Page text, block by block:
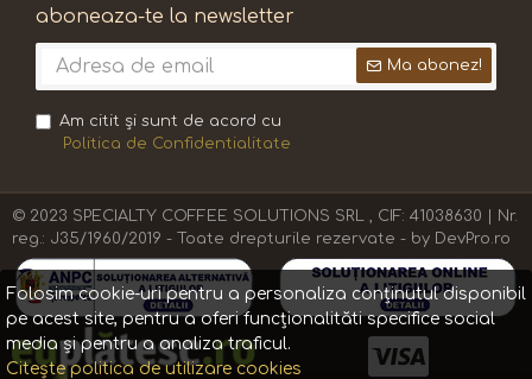
aboneaza-te la newsletter
Ma abonez!
Am citit şi sunt de acord cu
Politica de Confidentialitate
© 2023 SPECIALTY COFFEE SOLUTIONS SRL , CIF: 41038630 | Nr.
reg.: J35/1960/2019 - Toate drepturile rezervate - by DevPro.ro
Folosim cookie-uri pentru a personaliza conținutul disponibil
pe acest site, pentru a oferi funcționalităti specifice social
media și pentru a analiza traficul.
Citește politica de utilizare cookies